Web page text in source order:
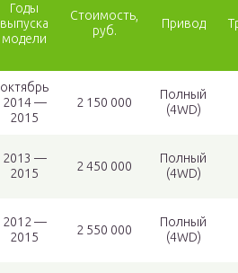
Годы
выпуска
модели
Стоимость,
руб.
Привод
октябрь
2014 —
2015
2 150 000
Полный
(4WD)
2013 —
2015
2 450 000
Полный
(4WD)
2012 —
2015
2 550 000
Полный
(4WD)